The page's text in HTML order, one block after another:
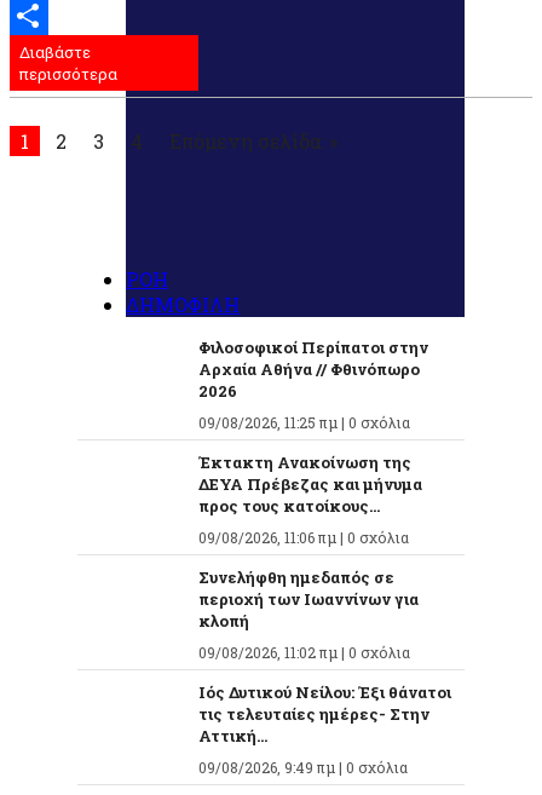
Email
Μοιραστείτε
Διαβάστε
περισσότερα
1 2 3 4 Επόμενη σελίδα: »
ΡΟΗ
ΔΗΜΟΦΙΛΗ
Φιλοσοφικοί Περίπατοι στην
Αρχαία Αθήνα // Φθινόπωρο
2026
09/08/2026, 11:25 πμ | 0 σχόλια
Έκτακτη Ανακοίνωση της
ΔΕΥΑ Πρέβεζας και μήνυμα
προς τους κατοίκους...
09/08/2026, 11:06 πμ | 0 σχόλια
Συνελήφθη ημεδαπός σε
περιοχή των Ιωαννίνων για
κλοπή
09/08/2026, 11:02 πμ | 0 σχόλια
Ιός Δυτικού Νείλου: Έξι θάνατοι
τις τελευταίες ημέρες- Στην
Αττική...
09/08/2026, 9:49 πμ | 0 σχόλια